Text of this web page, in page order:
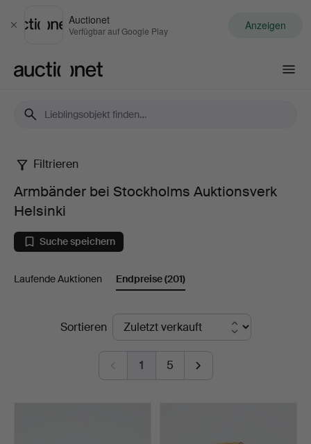
Schließen
Auctionet
Verfügbar auf Google Play Anzeigen
Armbänder
bei
Stockholms
Auktionsverk
Filtrieren
Armbänder bei Stockholms Auktionsverk
Helsinki
Suche speichern
Laufende Auktionen Endpreise(201)
EndpreiseSortieren
1 5